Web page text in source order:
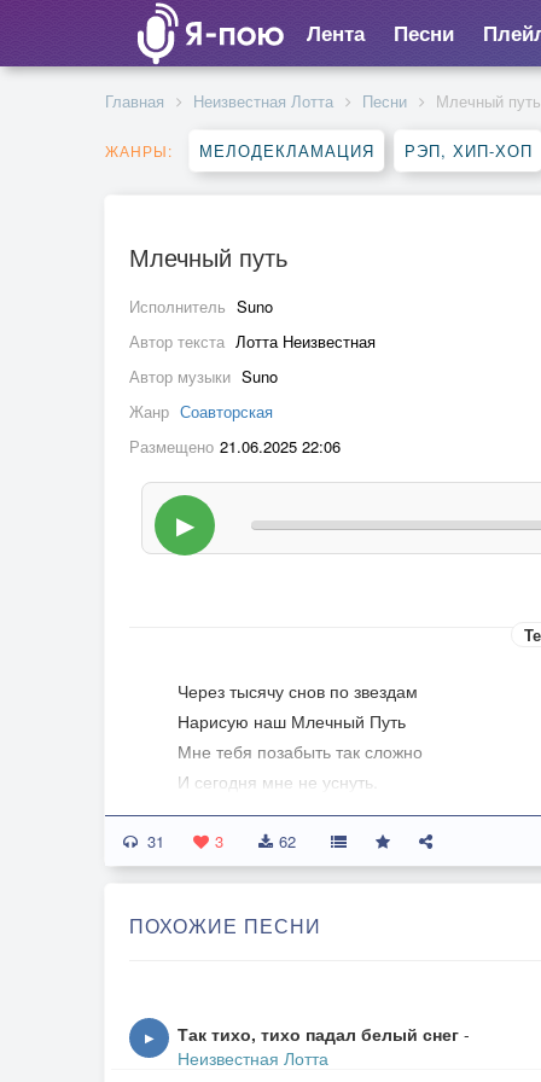
Лента Песни
Главная Неизвестная Лотта Песни Млечный путь
ЖАНРЫ: МЕЛОДЕКЛАМАЦИЯ РЭП, ХИП-ХОП
Млечный путь
Исполнитель Suno
Автор текста Лотта Неизвестная
Автор музыки Suno
Жанр Соавторская
Размещено 21.06.2025 22:06
▶
Через тысячу снов по звездам
Нарисую наш Млечный Путь
Мне тебя позабыть так сложно
И сегодня мне не уснуть.
Мне приснилось, что ты мне нужен
Что с тобою нам по-пути
Ты за все дорогой прости..
Млечный Путь, Млечный Путь и в бессонной
Город снова во тьме утонет
31 3 62
ПОХОЖИЕ ПЕСНИ
▶ Так тихо, тихо падал белый снег -
Неизвестная Лотта